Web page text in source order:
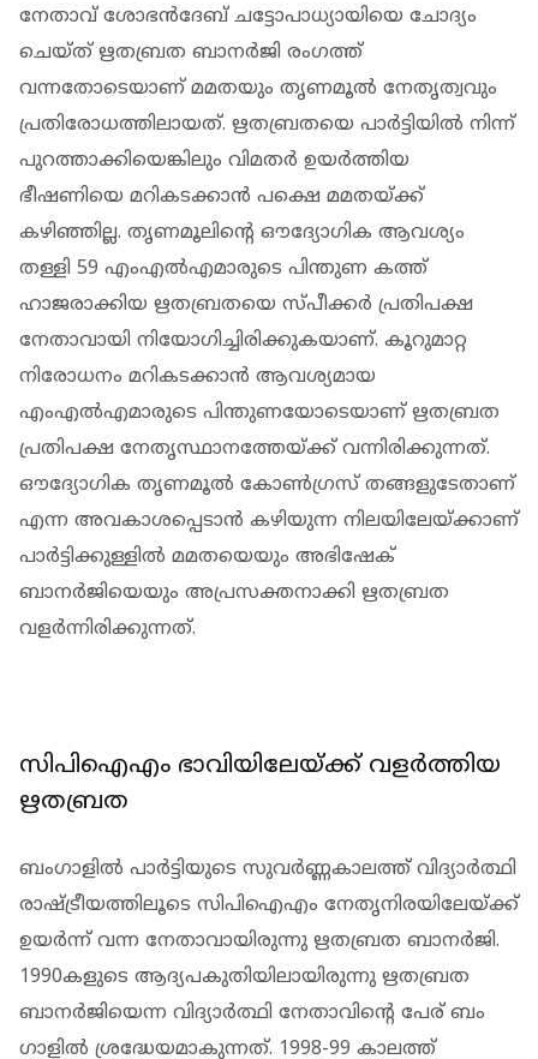
നേതാവ് ശോഭൻദേബ് ചട്ടോപാധ്യായിയെ ചോദ്യം
ചെയ്ത് ഋതബ്രത ബാന‍ർജി രം​ഗത്ത്
വന്നതോടെയാണ് മമതയും തൃണമൂൽ നേതൃത്വവും
പ്രതിരോധത്തിലായത്. ഋതബ്രതയെ പാ‍‍ർട്ടിയിൽ നിന്ന്
പുറത്താക്കിയെങ്കിലും വിമ‍തർ ഉയർത്തിയ
ഭീഷണിയെ മറികടക്കാൻ പക്ഷെ മമതയ്ക്ക്
കഴിഞ്ഞില്ല. തൃണമൂലിൻ്റെ ഔദ്യോ​ഗിക ആവശ്യം
തള്ളി 59 എംഎൽഎമാരുടെ പിന്തുണ കത്ത്
ഹാജരാക്കിയ ഋതബ്രതയെ സ്പീക്കർ പ്രതിപക്ഷ
നേതാവായി നിയോ​ഗിച്ചിരിക്കുകയാണ്. കൂറുമാറ്റ
നിരോധനം മറികടക്കാൻ ആവശ്യമായ
എംഎൽഎമാരുടെ പിന്തുണയോടെയാണ് ഋതബ്രത
പ്രതിപക്ഷ നേതൃസ്ഥാനത്തേയ്ക്ക് വന്നിരിക്കുന്നത്.
ഔദ്യോ​ഗിക തൃണമൂൽ കോൺ​ഗ്രസ് തങ്ങളുടേതാണ്
എന്ന അവകാശപ്പെടാൻ കഴിയുന്ന നിലയിലേയ്ക്കാണ്
പാ‍ർട്ടിക്കുള്ളിൽ മമതയെയും അഭിഷേക്
ബാനർജിയെയും അപ്രസക്തനാക്കി ഋതബ്രത
വളർന്നിരിക്കുന്നത്.
സിപിഐഎം ഭാവിയിലേയ്ക്ക് വളർത്തിയ
ഋതബ്രത
ബം​ഗാളിൽ പാർട്ടിയുടെ സുവർണ്ണകാലത്ത് വിദ്യാർത്ഥി
രാഷ്ട്രീയത്തിലൂടെ സിപിഐഎം നേതൃനിരയിലേയ്ക്ക്
ഉയർന്ന് വന്ന നേതാവായിരുന്നു ഋതബ്രത ബാനർജി.
1990കളുടെ ആദ്യപകുതിയിലായിരുന്നു ഋതബ്രത
ബാനർജിയെന്ന വിദ്യാർത്ഥി നേതാവിൻ്റെ പേര് ബം​
ഗാളിൽ ശ്രദ്ധേയമാകുന്നത്. 1998-99 കാലത്ത്